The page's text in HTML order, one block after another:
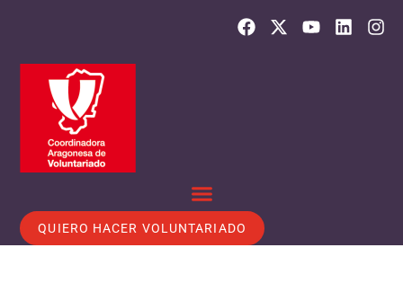
QUIERO HACER VOLUNTARIADO